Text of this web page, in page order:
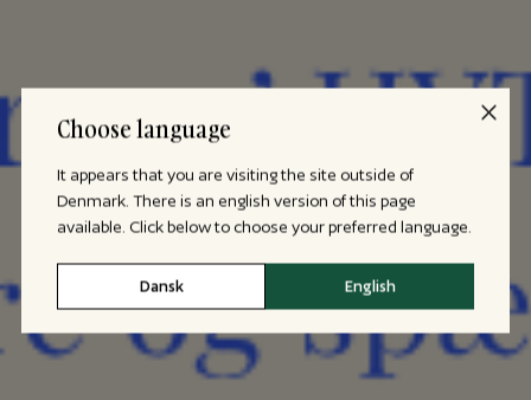
Choose language
It appears that you are visiting the site outside of
Denmark. There is an english version of this page
available. Click below to choose your preferred language.
Dansk English